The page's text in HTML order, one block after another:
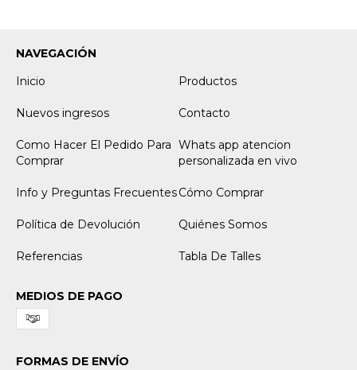
NAVEGACIÓN
Inicio
Productos
Nuevos ingresos Contacto
Como Hacer El Pedido Para
Comprar
Whats app atencion
personalizada en vivo
Info y Preguntas FrecuentesCómo Comprar
Política de Devolución Quiénes Somos
Referencias Tabla De Talles
MEDIOS DE PAGO
FORMAS DE ENVÍO